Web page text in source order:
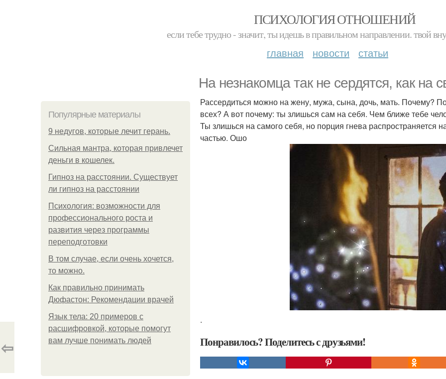
ПСИХОЛОГИЯ ОТНОШЕНИЙ
если тебе трудно - значит, ты идешь в правильном направлении. твой
главная новости статьи
На незнакомца так не сердятся, как на
Популярные материалы
9 недугов, которые лечит герань.
Сильная мантра, которая привлечет
деньги в кошелек.
Гипноз на расстоянии. Существует
ли гипноз на расстоянии
Психология: возможности для
профессионального роста и
развития через программы
переподготовки
В том случае, если очень хочется,
то можно.
Как правильно принимать
Дюфастон: Рекомендации врачей
Язык тела: 20 примеров с
расшифровкой, которые помогут
вам лучше понимать людей
Рассердиться можно на жену, мужа, сына, дочь, мать. Почему?
всех? А вот почему: ты злишься сам на себя. Чем ближе тебе
Ты злишься на самого себя, но порция гнева распространяется
частью. Ошо
.
Понравилось? Поделитесь с друзьями!
⇦